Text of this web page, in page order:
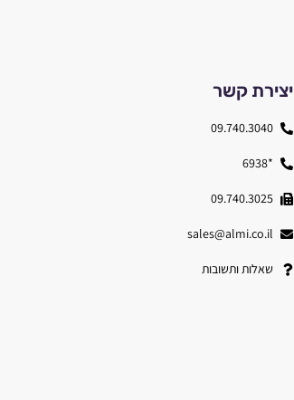
יצירת קשר
09.740.3040
*6938
09.740.3025
sales@almi.co.il
שאלות ותשובות